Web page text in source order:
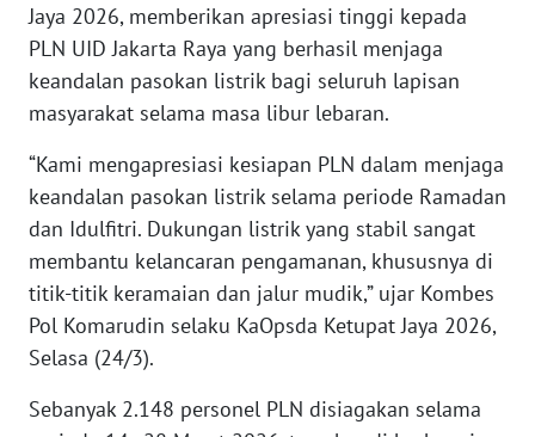
Jaya 2026, memberikan apresiasi tinggi kepada
PLN UID Jakarta Raya yang berhasil menjaga
keandalan pasokan listrik bagi seluruh lapisan
masyarakat selama masa libur lebaran.
“Kami mengapresiasi kesiapan PLN dalam menjaga
keandalan pasokan listrik selama periode Ramadan
dan Idulfitri. Dukungan listrik yang stabil sangat
membantu kelancaran pengamanan, khususnya di
titik-titik keramaian dan jalur mudik,” ujar Kombes
Pol Komarudin selaku KaOpsda Ketupat Jaya 2026,
Selasa (24/3).
Sebanyak 2.148 personel PLN disiagakan selama
WN
SUMBAR
WN
WN
BENGKULU
WN
LAMPUNG
JATENG